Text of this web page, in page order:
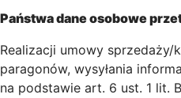
Państwa dane osobowe
Realizacji umowy sprzedaży/
paragonów, wysyłania
na podstawie art. 6 ust. 1 lit.